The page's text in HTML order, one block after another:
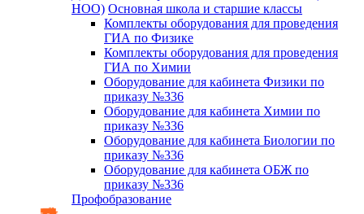
НОО) Основная школа и старшие классы
Комплекты оборудования для проведения
ГИА по Физике
Комплекты оборудования для проведения
ГИА по Химии
Оборудование для кабинета Физики по
приказу №336
Оборудование для кабинета Химии по
приказу №336
Оборудование для кабинета Биологии по
приказу №336
Оборудование для кабинета ОБЖ по
приказу №336
Профобразование